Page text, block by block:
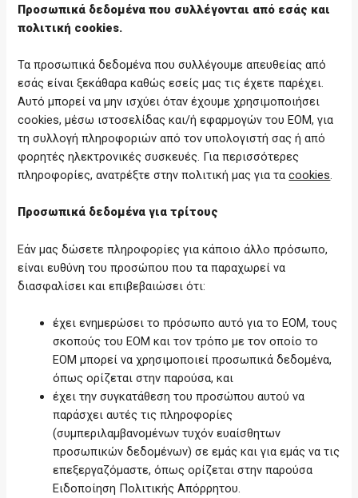
Προσωπικά δεδομένα που συλλέγονται από εσάς και
πολιτική cookies.
Τα προσωπικά δεδομένα που συλλέγουμε απευθείας από
εσάς είναι ξεκάθαρα καθώς εσείς μας τις έχετε παρέχει.
Αυτό μπορεί να μην ισχύει όταν έχουμε χρησιμοποιήσει
cookies, μέσω ιστοσελίδας και/ή εφαρμογών του ΕΟΜ, για
τη συλλογή πληροφοριών από τον υπολογιστή σας ή από
φορητές ηλεκτρονικές συσκευές. Για περισσότερες
πληροφορίες, ανατρέξτε στην πολιτική μας για ταcookies.
Προσωπικά δεδομένα για τρίτους
Εάν μας δώσετε πληροφορίες για κάποιο άλλο πρόσωπο,
είναι ευθύνη του προσώπου που τα παραχωρεί να
διασφαλίσει και επιβεβαιώσει ότι:
έχει ενημερώσει το πρόσωπο αυτό για το ΕΟΜ, τους
σκοπούς του ΕΟΜ και τον τρόπο με τον οποίο το
ΕΟΜ μπορεί να χρησιμοποιεί προσωπικά δεδομένα,
όπως ορίζεται στην παρούσα, και
έχει την συγκατάθεση του προσώπου αυτού να
παράσχει αυτές τις πληροφορίες
(συμπεριλαμβανομένων τυχόν ευαίσθητων
προσωπικών δεδομένων) σε εμάς και για εμάς να τις
επεξεργαζόμαστε, όπως ορίζεται στην παρούσα
Ειδοποίηση Πολιτικής Απόρρητου.